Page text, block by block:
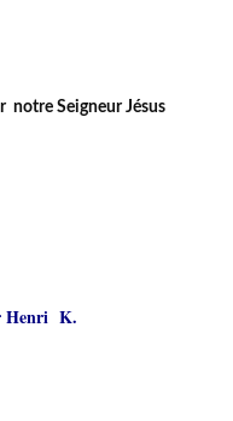
notre Seigneur Jésus
Henri K.